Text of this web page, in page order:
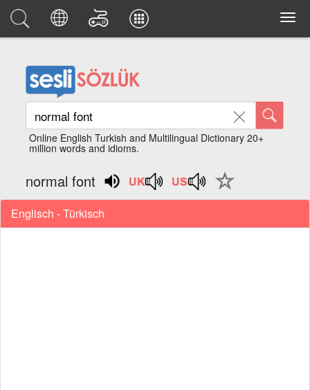
Online English Turkish and Multilingual Dictionary 20+
million words and idioms.
normal font
Englisch - Türkisch